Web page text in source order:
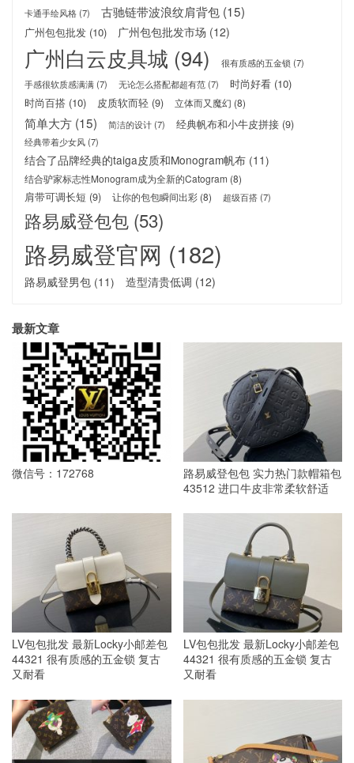
卡通手绘风格(7) 古驰链带波浪纹肩背包 (15)
广州包包批发 (10) 广州包包批发市场 (12)
广州白云皮具城 (94) 很有质感的五金锁 (7)
手感很软质感满满(7) 无论怎么搭配都超有范(7) 时尚好看 (10)
时尚百搭 (10) 皮质软而轻 (9) 立体而又魔幻 (8)
简单大方 (15) 简洁的设计(7) 经典帆布和小牛皮拼接 (9)
经典带着少女风(7)
结合了品牌经典的taiga皮质和Monogram帆布 (11)
结合驴家标志性Monogram成为全新的Catogram (8)
肩带可调长短 (9) 让你的包包瞬间出彩 (8) 超级百搭(7)
路易威登包包 (53)
路易威登官网 (182)
路易威登男包 (11) 造型清贵低调 (12)
最新文章
微信号：172768
路易威登包包 实力热门款帽箱包
43512 进口牛皮非常柔软舒适
LV包包批发 最新Locky小邮差包
44321 很有质感的五金锁 复古
又耐看
LV包包批发 最新Locky小邮差包
44321 很有质感的五金锁 复古
又耐看